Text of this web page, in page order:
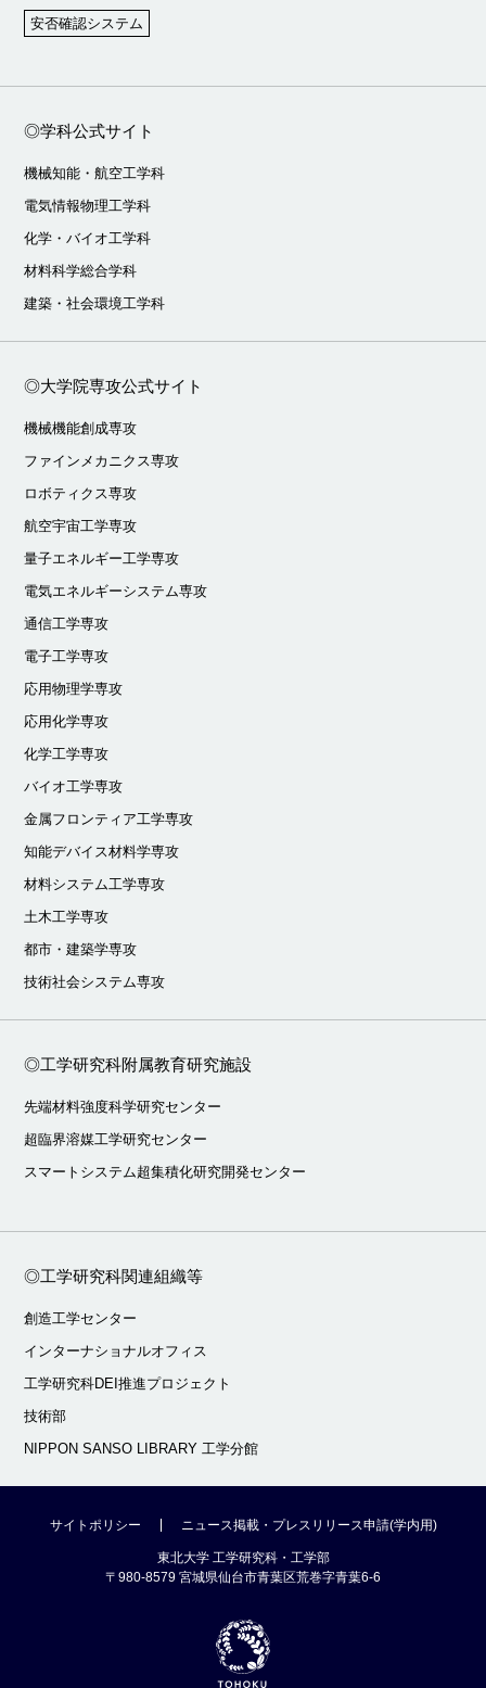
安否確認システム
◎学科公式サイト
機械知能・航空工学科
電気情報物理工学科
化学・バイオ工学科
材料科学総合学科
建築・社会環境工学科
◎大学院専攻公式サイト
機械機能創成専攻
ファインメカニクス専攻
ロボティクス専攻
航空宇宙工学専攻
量子エネルギー工学専攻
電気エネルギーシステム専攻
通信工学専攻
電子工学専攻
応用物理学専攻
応用化学専攻
化学工学専攻
バイオ工学専攻
金属フロンティア工学専攻
知能デバイス材料学専攻
材料システム工学専攻
土木工学専攻
都市・建築学専攻
技術社会システム専攻
◎工学研究科附属教育研究施設
先端材料強度科学研究センター
超臨界溶媒工学研究センター
スマートシステム超集積化研究開発センター
◎工学研究科関連組織等
創造工学センター
インターナショナルオフィス
工学研究科DEI推進プロジェクト
技術部
NIPPON SANSO LIBRARY 工学分館
サイトポリシー ニュース掲載・プレスリリース申請(学内用)
東北大学 工学研究科・工学部
〒980-8579 宮城県仙台市青葉区荒巻字青葉6-6